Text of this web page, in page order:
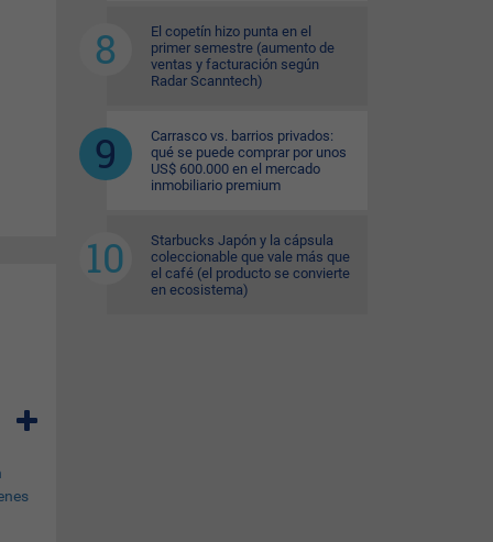
El copetín hizo punta en el
primer semestre (aumento de
ventas y facturación según
Radar Scanntech)
Carrasco vs. barrios privados:
qué se puede comprar por unos
US$ 600.000 en el mercado
inmobiliario premium
Starbucks Japón y la cápsula
coleccionable que vale más que
el café (el producto se convierte
en ecosistema)